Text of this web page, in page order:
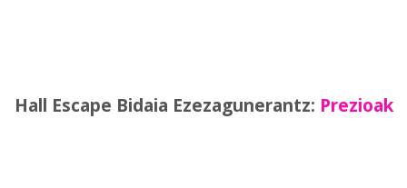
Hall Escape Bidaia Ezezagunerantz: Prezioak